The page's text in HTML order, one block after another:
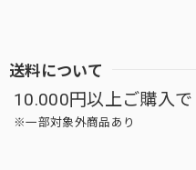
送料について
10.000円以上ご購入で
※一部対象外商品あり